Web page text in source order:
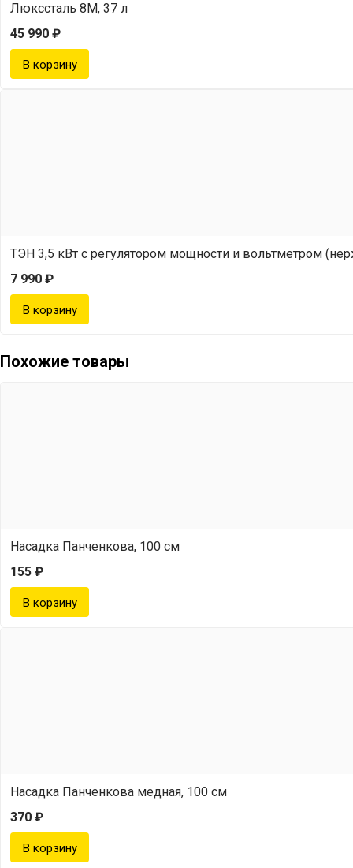
Люкссталь 8М, 37 л
45 990 ₽
ТЭН 3,5 кВт с регулятором мощности и вольтметром
7 990 ₽
Похожие товары
Насадка Панченкова, 100 см
155 ₽
Насадка Панченкова медная, 100 см
370 ₽